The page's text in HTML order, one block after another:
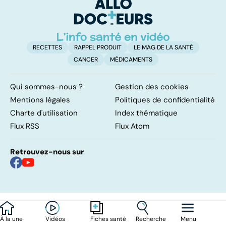
À la une Vidéos Fiches santé Recherche Menu
touché
RECETTES RAPPEL PRODUIT
LE MAG DE LA SANTÉ
CANCER
MÉDICAMENTS
Qui sommes-nous ?
Gestion des cookies
Mentions légales
Politiques de confidentialité
Charte d'utilisation
Index thématique
Flux RSS
Flux Atom
Retrouvez-nous sur